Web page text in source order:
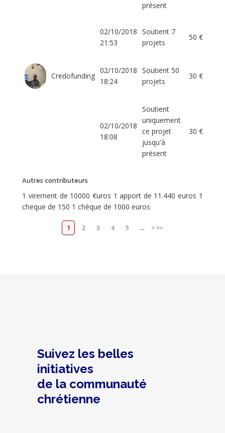
présent
02/10/2018
21:53
Soutient 7
projets
50 €
Credofunding
02/10/2018
18:24
Soutient 50
projets
30 €
02/10/2018
18:08
Soutient
uniquement
ce projet
jusqu'à
présent
30 €
Autres contributeurs
1 virement de 10000 €uros 1 apport de 11.440 euros 1
cheque de 150 1 chèque de 1000 euros
1 2 3 4 5 ... > >>
Suivez les belles
initiatives
de la communauté
chrétienne